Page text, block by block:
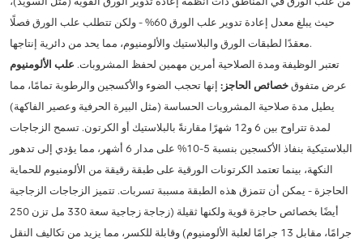
حيث يبلغ معدل إعادة تدوير علب الورق 60% - ولكن تتطلب علب الورق فصلًا
معقدًا لطبقات الورق والبلاستيك والألومنيوم، مما يحد من دائرية إنتاجها.
تعتبر الوظيفة ومدة الصلاحية أمرين مهمين لحفظ المشروبات. علب الألومنيوم
عرض متفوق خصائص الحاجز: إنها تحجب الضوء والأكسجين والرطوبة تمامًا، مما
يطيل مدة صلاحية المشروبات الحساسة (مثل البيرة الحرفية وعصير الفاكهة)
لمدة تتراوح بين 6 و12 شهرًا مقارنةً بالبلاستيك أو الكرتون. تسمح الزجاجات
البلاستيكية بنفاذ الأكسجين بنسبة 5-10% على مدار 6 أشهر، مما يؤدي إلى تدهور
النكهة، بينما تعتمد الكرتونات الورقية على طبقة رقيقة من الألومنيوم للحماية
الحاجزة - يمكن أن تتمزق هذه الطبقة مسببة تسربات. تتميز الزجاجات الزجاجية
أيضًا بخصائص حاجزة قوية ولكنها ثقيلة (زجاجة زجاجية سعة 330 مل تزن 250
جرامًا، مقابل 13 جرامًا لعلبة الألومنيوم) وقابلة للكسر، مما يزيد من تكاليف النقل